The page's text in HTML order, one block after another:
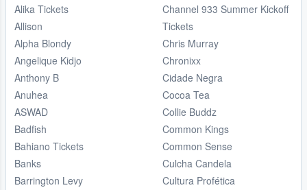
Alika Tickets
Allison
Alpha Blondy
Angelique Kidjo
Anthony B
Anuhea
ASWAD
Badfish
Bahiano Tickets
Banks
Barrington Levy
Channel 933 Summer Kickoff
Tickets
Chris Murray
Chronixx
Cidade Negra
Cocoa Tea
Collie Buddz
Common Kings
Common Sense
Culcha Candela
Cultura Profética